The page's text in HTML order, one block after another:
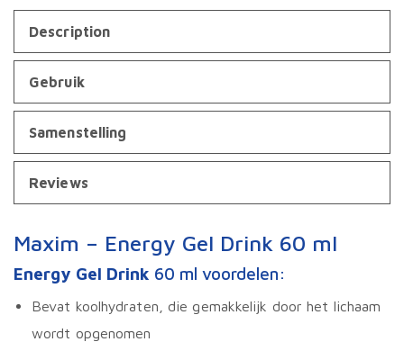
Description
Gebruik
Samenstelling
Reviews
Maxim – Energy Gel Drink 60 ml
Energy Gel Drink 60 ml voordelen:
Bevat koolhydraten, die gemakkelijk door het lichaam
wordt opgenomen